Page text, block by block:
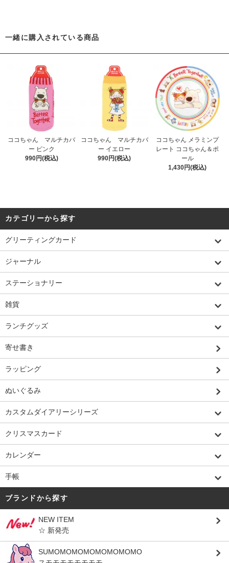
一緒に購入されている商品
ココちゃん マルチカバ
ー ピンク
990円(税込)
ココちゃん マルチカバ
ー イエロー
990円(税込)
ココちゃん メラミンプ
レート ココちゃん＆ポ
ール
1,430円(税込)
カテゴリーから探す
グリーティングカード
ジャーナル
ステーショナリー
雑貨
ランチグッズ
寄せ書き
ラッピング
ぬいぐるみ
カスタムダイアリーシリーズ
クリスマスカード
カレンダー
手帳
ブランドから探す
NEW ITEM
☆ 新発売
SUMOMOMOMOMOMOMOMO